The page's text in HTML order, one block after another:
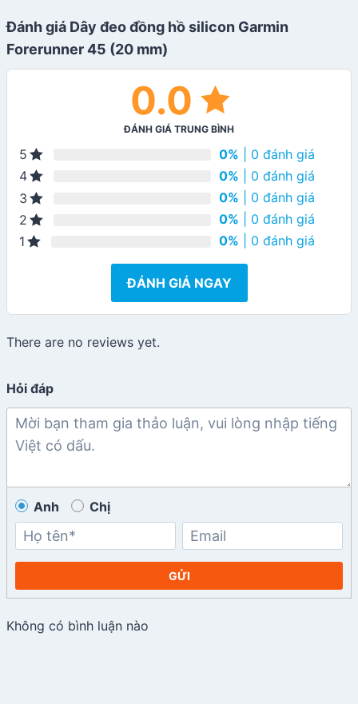
Đánh giá Dây đeo đồng hồ silicon Garmin
Forerunner 45 (20 mm)
0.0
ĐÁNH GIÁ TRUNG BÌNH
5 0% | 0 đánh giá
4
0% | 0 đánh giá
3
0% | 0 đánh giá
2
0% | 0 đánh giá
1
0% | 0 đánh giá
ĐÁNH GIÁ NGAY
There are no reviews yet.
Hỏi đáp
Anh Chị
GỬI
Không có bình luận nào